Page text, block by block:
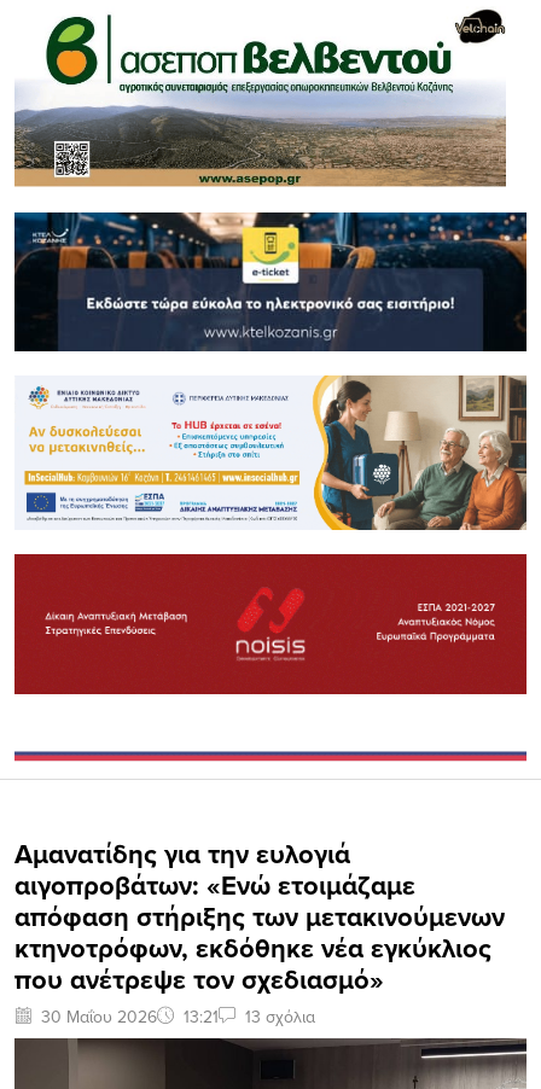
Αμανατίδης για την ευλογιά
αιγοπροβάτων: «Ενώ ετοιμάζαμε
απόφαση στήριξης των μετακινούμενων
κτηνοτρόφων, εκδόθηκε νέα εγκύκλιος
που ανέτρεψε τον σχεδιασμό»
30 Μαΐου 2026 13:21 13 σχόλια